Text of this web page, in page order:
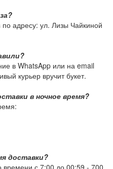
адресу: ул. Лизы Чайкиной
в WhatsApp или на email
курьер вручит букет.
в ночное время?
доставки?
времени с 7:00 до 00:59 - 700